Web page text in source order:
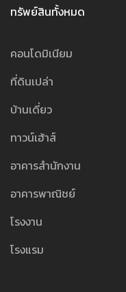
ทรัพย์สินทั้งหมด
คอนโดมิเนียม
ที่ดินเปล่า
บ้านเดี่ยว
ทาวน์เฮ้าส์
อาคารสำนักงาน
อาคารพาณิชย์
โรงงาน
โรงแรม